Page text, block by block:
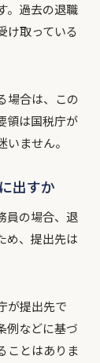
。過去の退職
け取っている
場合は、この
領は国税庁が
ません。
出すか
員の場合、退
め、提出先は
が提出先で
例などに基づ
ことはありま